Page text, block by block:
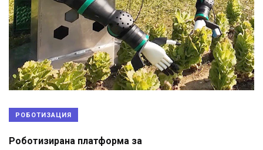
РОБОТИЗАЦИЯ
Роботизирана платформа за